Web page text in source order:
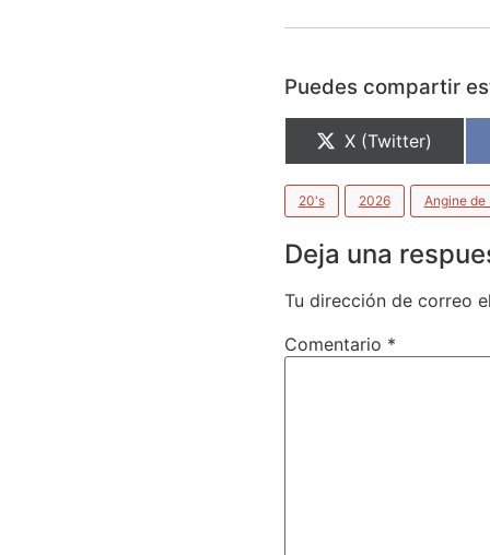
Puedes compartir
X (Twitter)
20's 2026 Angine de
Deja una
Tu dirección de correo
Comentario *